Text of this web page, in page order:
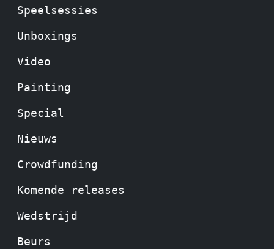
Speelsessies
Unboxings
Video
Painting
Special
Nieuws
Crowdfunding
Komende releases
Wedstrijd
Beurs